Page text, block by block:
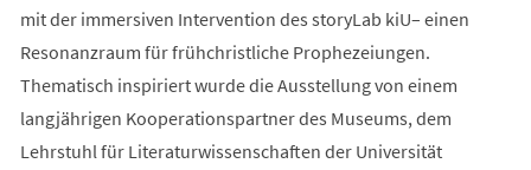
mit der immersiven Intervention des storyLab kiU– einen
Resonanzraum für frühchristliche Prophezeiungen.
Thematisch inspiriert wurde die Ausstellung von einem
langjährigen Kooperationspartner des Museums, dem
Lehrstuhl für Literaturwissenschaften der Universität